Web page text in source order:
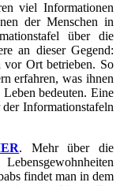
viel Informationen
der Menschen in
über die
an dieser Gegend:
vor Ort betrieben. So
erfahren, was ihnen
bedeuten. Eine
Informationstafeln
. Mehr über die
findet man in dem